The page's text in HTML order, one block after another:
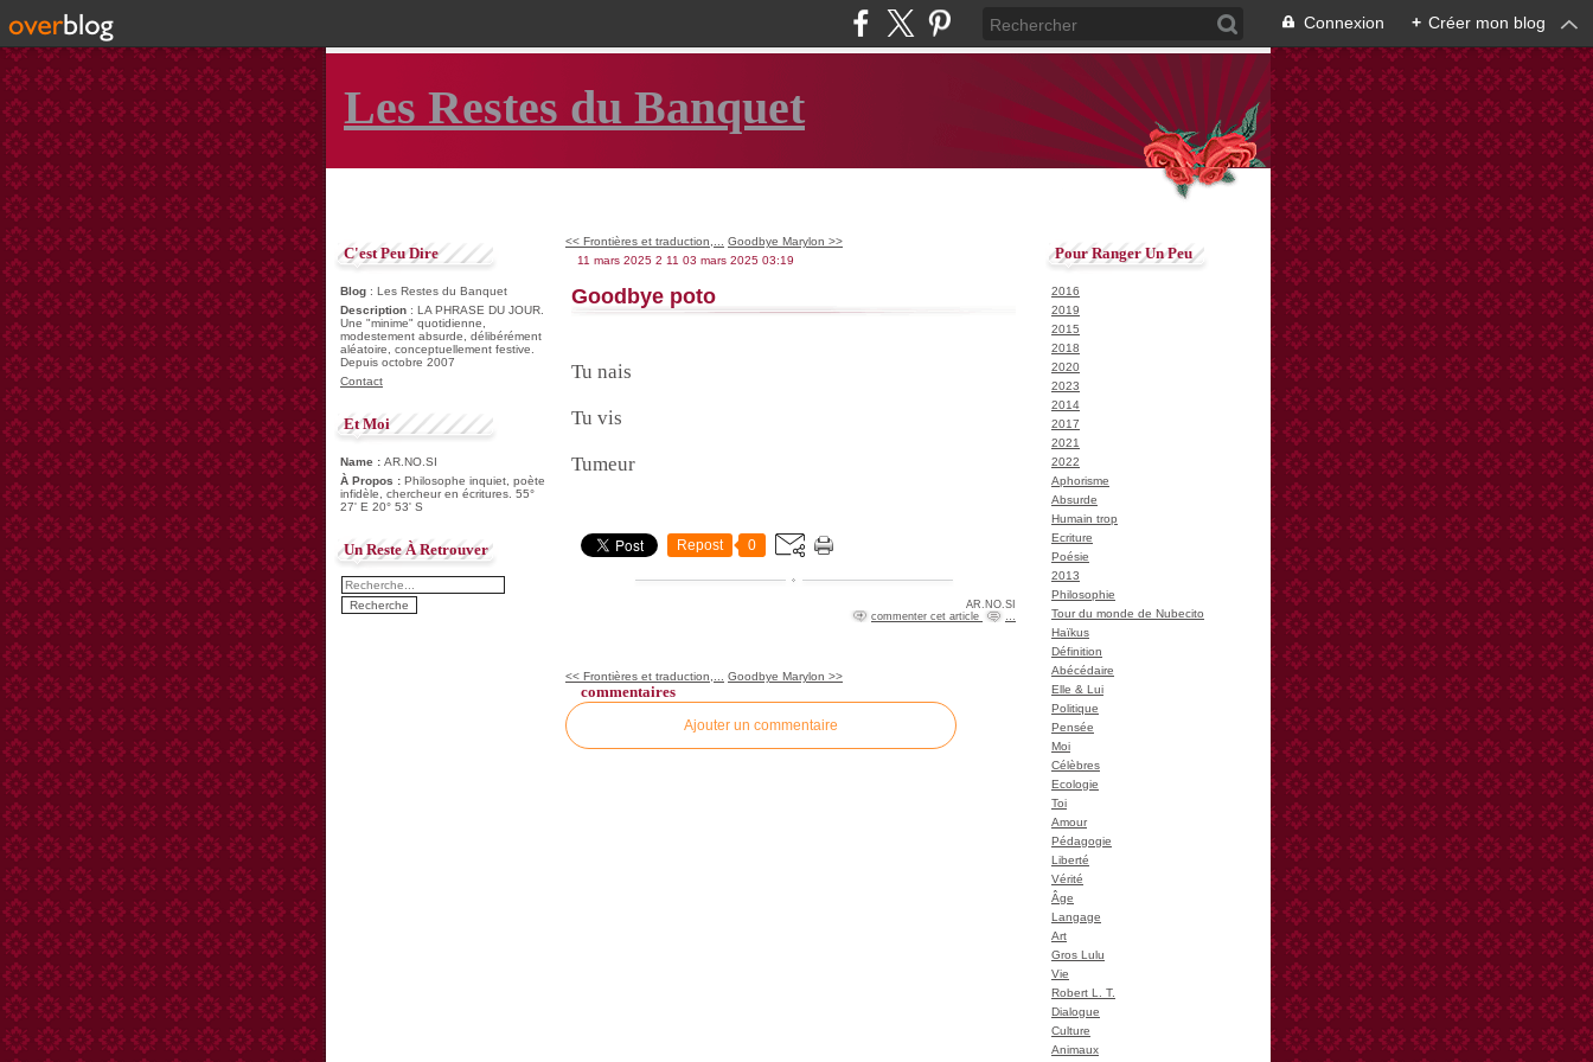
Connexion + Créer mon blog
Les Restes du Banquet
C'est Peu Dire
Blog : Les Restes du Banquet
Description : LA PHRASE DU JOUR.
Une "minime" quotidienne,
modestement absurde, délibérément
aléatoire, conceptuellement festive.
Depuis octobre 2007
Contact
Et Moi
Name : AR.NO.SI
À Propos : Philosophe inquiet, poète
infidèle, chercheur en écritures. 55°
27' E 20° 53' S
Un Reste À Retrouver
<< Frontières et traduction,...
Goodbye Marylon >>
11 mars 2025 2 11 03 mars 2025 03:19
Goodbye poto
Tu nais
Tu vis
Tumeur
Repost 0
AR.NO.SI
commenter cet article
<< Frontières et traduction,... Goodbye Marylon >>
commentaires
Ajouter un commentaire
Pour Ranger Un Peu
2016
2019
2015
2018
2020
2023
2014
2017
2021
2022
Aphorisme
Absurde
Humain trop
Ecriture
Poésie
2013
Philosophie
Tour du monde de Nubecito
Haïkus
Définition
Abécédaire
Elle & Lui
Politique
Pensée
Moi
Célèbres
Ecologie
Toi
Amour
Pédagogie
Liberté
Vérité
Âge
Langage
Art
Gros Lulu
Vie
Robert L. T.
Dialogue
Culture
Animaux